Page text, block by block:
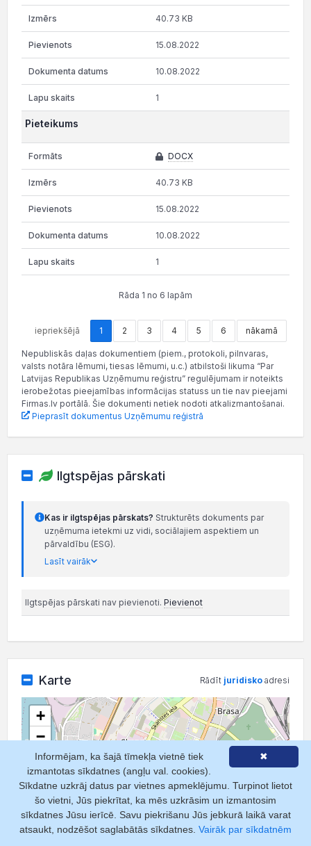
40.73 KB
15.08.2022
10.08.2022
1
Pieteikums
DOCX
40.73 KB
15.08.2022
10.08.2022
1
Rāda 1 no 6 lapām
iepriekšējā 1 2 3 4 5 6 nākamā
Nepubliskās daļas dokumentiem (piem., protokoli, pilnvaras,
valsts notāra lēmumi, tiesas lēmumi, u.c.) atbilstoši likuma “Par
Latvijas Republikas Uzņēmumu reģistru” regulējumam ir noteikts
ierobežotas pieejamības informācijas statuss un tie nav pieejami
Firmas.lv portālā. Šie dokumenti netiek nodoti atkalizmantošanai.
Pieprasīt dokumentus Uzņēmumu reģistrā
Ilgtspējas pārskati
Kas ir ilgtspējas pārskats? Strukturēts dokuments par
uzņēmuma ietekmi uz vidi, sociālajiem aspektiem un
pārvaldību (ESG).
Lasīt vairāk
Ilgtspējas pārskati nav pievienoti. Pievienot
Karte Rādīt juridisko adresi
+
−
✖
Informējam, ka šajā tīmekļa vietnē tiek
izmantotas sīkdatnes (angļu val. cookies).
Sīkdatne uzkrāj datus par vietnes apmeklējumu. Turpinot lietot
šo vietni, Jūs piekrītat, ka mēs uzkrāsim un izmantosim
sīkdatnes Jūsu ierīcē. Savu piekrišanu Jūs jebkurā laikā varat
atsaukt, nodzēšot saglabātās sīkdatnes. Vairāk par sīkdatnēm